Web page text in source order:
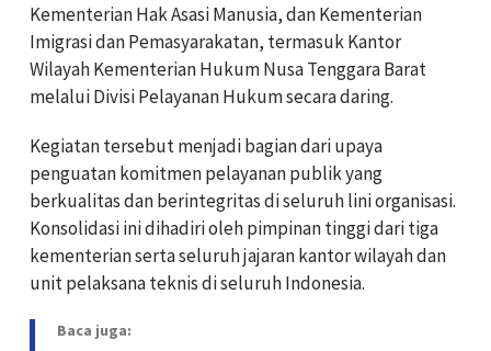
Kementerian Hak Asasi Manusia, dan Kementerian
Imigrasi dan Pemasyarakatan, termasuk Kantor
Wilayah Kementerian Hukum Nusa Tenggara Barat
melalui Divisi Pelayanan Hukum secara daring.
Kegiatan tersebut menjadi bagian dari upaya
penguatan komitmen pelayanan publik yang
berkualitas dan berintegritas di seluruh lini organisasi.
Konsolidasi ini dihadiri oleh pimpinan tinggi dari tiga
kementerian serta seluruh jajaran kantor wilayah dan
unit pelaksana teknis di seluruh Indonesia.
Baca juga: